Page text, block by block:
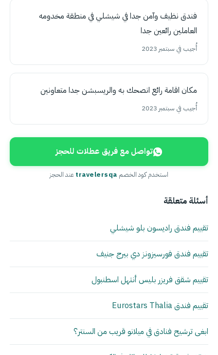
فندق نظيف وآمن جدا في شيشلي في منطقة مخدومه
العاملين رائعين جدا
أُجيب في سبتمبر 2023
مكان اقامة رائع انصحك به والريسبشن جدا متعاونين
أُجيب في سبتمبر 2023
تواصل مع فريق عطلات للحجز
استخدم كود الخصم travelersqaعند الحجز
أسئلة متعلقة
تقييم فندق راديسون بلو شيشلي
تقييم فندق فورسيزونز دي بيرج جنيف
تقييم شقق فريزر بليس أنتهل اسطنبول
تقييم فندق Eurostars Thalia
ابغى ترشيح فنادق في ميلانو قريب من السنتر؟